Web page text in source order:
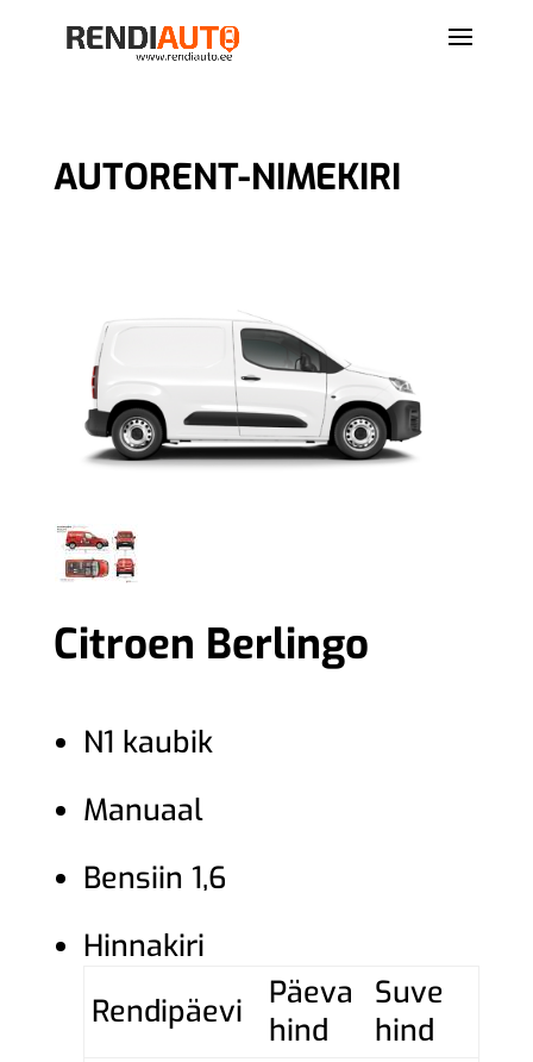
AUTORENT-NIMEKIRI
Citroen Berlingo
N1 kaubik
Manuaal
Bensiin 1,6
Hinnakiri
Rendipäevi
Päeva
hind
Suve
hind